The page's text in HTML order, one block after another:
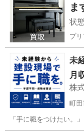
ま
状
プリ
未
月
株
町田
「手に職をつけたい。